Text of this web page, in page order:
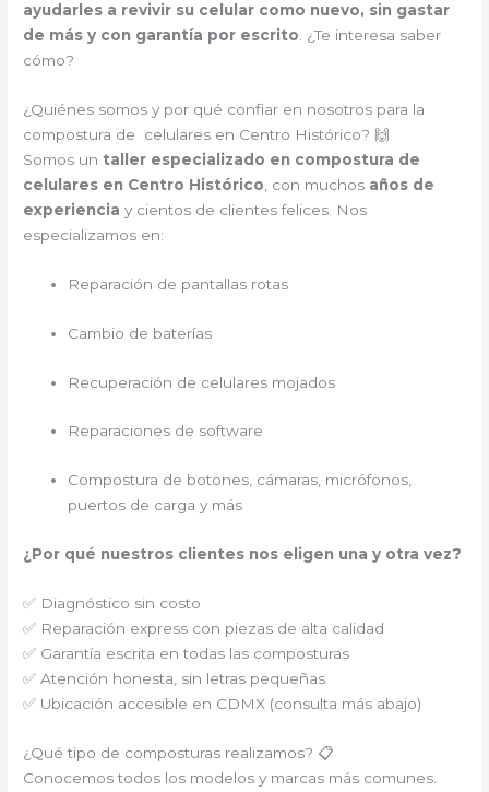
ayudarles a revivir su celular como nuevo, sin gastar
de más y con garantía por escrito . ¿Te interesa saber
cómo?
¿Quiénes somos y por qué confiar en nosotros para la
compostura de celulares en Centro Histórico? 🙌
Somos un taller especializado en compostura de
celulares en Centro Histórico , con muchos años de
experiencia y cientos de clientes felices. Nos
especializamos en:
Reparación de pantallas rotas
Cambio de baterías
Recuperación de celulares mojados
Reparaciones de software
Compostura de botones, cámaras, micrófonos,
puertos de carga y más
¿Por qué nuestros clientes nos eligen una y otra vez?
✅ Diagnóstico sin costo
✅ Reparación express con piezas de alta calidad
✅ Garantía escrita en todas las composturas
✅ Atención honesta, sin letras pequeñas
✅ Ubicación accesible en CDMX (consulta más abajo)
¿Qué tipo de composturas realizamos? 📋
Conocemos todos los modelos y marcas más comunes.